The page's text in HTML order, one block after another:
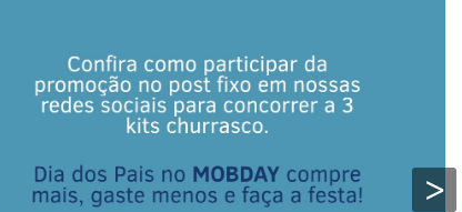
>